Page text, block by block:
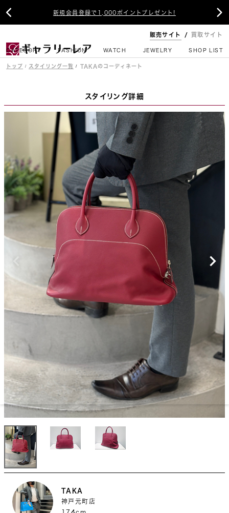
新入荷アイテム毎日12時更新！
 
販売サイト 買取サイト
CATEGORY FASHION WATCH JEWELRY SHOP LIST
トップ スタイリング一覧 TAKAのコーディネート
スタイリング詳細
TAKA
神戸元町店